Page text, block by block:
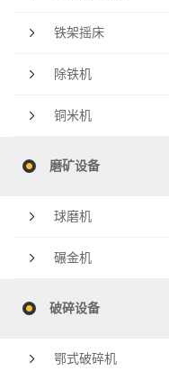
铁架摇床
除铁机
铜米机
磨矿设备
球磨机
碾金机
破碎设备
鄂式破碎机